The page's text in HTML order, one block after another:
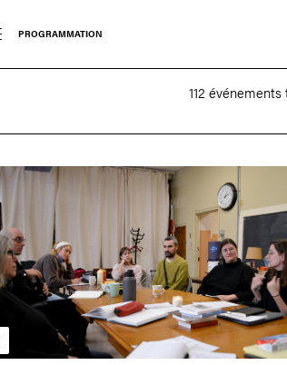
PROGRAMMATION
112
Résidence